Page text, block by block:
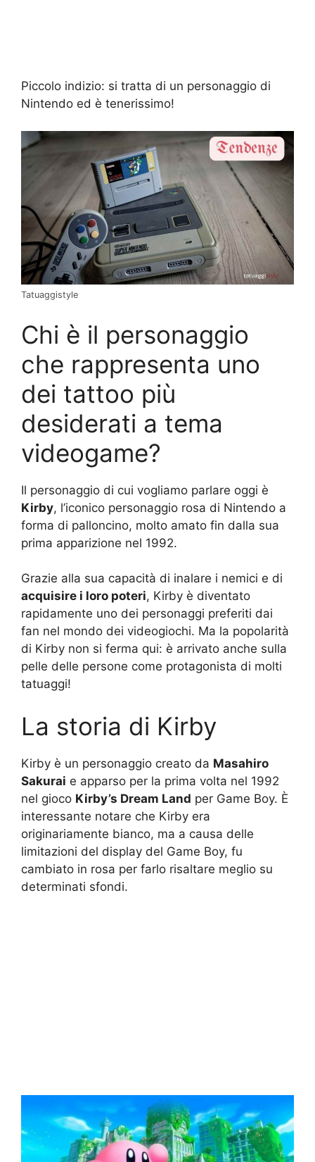
Piccolo indizio: si tratta di un personaggio di
Nintendo ed è tenerissimo!
Tatuaggistyle
Chi è il personaggio
che rappresenta uno
dei tattoo più
desiderati a tema
videogame?
Il personaggio di cui vogliamo parlare oggi è
Kirby, l’iconico personaggio rosa di Nintendo a
forma di palloncino, molto amato fin dalla sua
prima apparizione nel 1992.
Grazie alla sua capacità di inalare i nemici e di
acquisire i loro poteri, Kirby è diventato
rapidamente uno dei personaggi preferiti dai
fan nel mondo dei videogiochi. Ma la popolarità
di Kirby non si ferma qui: è arrivato anche sulla
pelle delle persone come protagonista di molti
tatuaggi!
La storia di Kirby
Kirby è un personaggio creato da Masahiro
Sakurai e apparso per la prima volta nel 1992
nel gioco Kirby’s Dream Land per Game Boy. È
interessante notare che Kirby era
originariamente bianco, ma a causa delle
limitazioni del display del Game Boy, fu
cambiato in rosa per farlo risaltare meglio su
determinati sfondi.